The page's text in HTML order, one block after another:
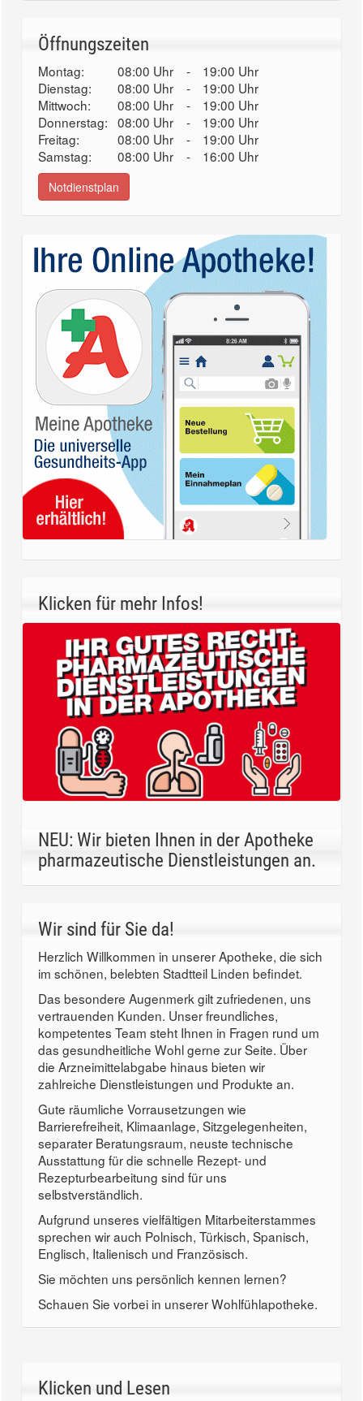
Öffnungszeiten
Montag: 08:00 Uhr -
19:00 Uhr
Dienstag:
08:00 Uhr -
19:00 Uhr
Mittwoch:
08:00 Uhr -
19:00 Uhr
Donnerstag: 08:00 Uhr -
19:00 Uhr
Freitag:
08:00 Uhr -
19:00 Uhr
Samstag:
08:00 Uhr - 16:00 Uhr
Notdienstplan
Klicken für mehr Infos!
NEU: Wir bieten Ihnen in der Apotheke
pharmazeutische Dienstleistungen an.
Wir sind für Sie da!
Herzlich Willkommen in unserer Apotheke, die sich
im schönen, belebten Stadtteil Linden befindet.
Das besondere Augenmerk gilt zufriedenen, uns
vertrauenden Kunden. Unser freundliches,
kompetentes Team steht Ihnen in Fragen rund um
das gesundheitliche Wohl gerne zur Seite. Über
die Arzneimittelabgabe hinaus bieten wir
zahlreiche Dienstleistungen und Produkte an.
Gute räumliche Vorrausetzungen wie
Barrierefreiheit, Klimaanlage, Sitzgelegenheiten,
separater Beratungsraum, neuste technische
Ausstattung für die schnelle Rezept- und
Rezepturbearbeitung sind für uns
selbstverständlich.
Aufgrund unseres vielfältigen Mitarbeiterstammes
sprechen wir auch Polnisch, Türkisch, Spanisch,
Englisch, Italienisch und Französisch.
Sie möchten uns persönlich kennen lernen?
Schauen Sie vorbei in unserer Wohlfühlapotheke.
Klicken und Lesen